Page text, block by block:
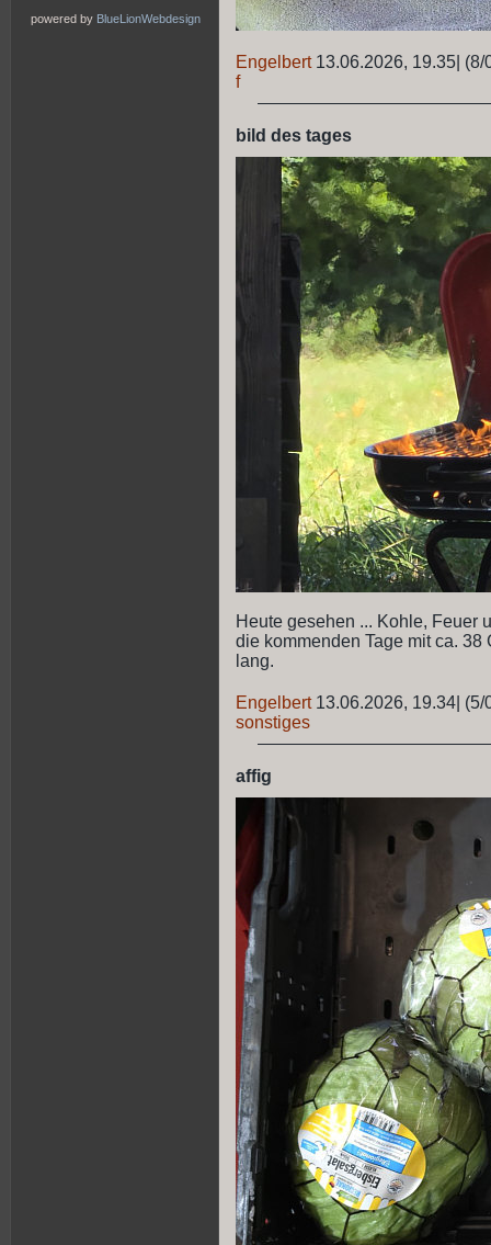
powered by BlueLionWebdesign
Engelbert 13.06.2026, 19.35 (8/
f
bild des tages
Heute gesehen ... Kohle, Feuer
die kommenden Tage mit ca. 38
lang.
Engelbert 13.06.2026, 19.34 (5/
sonstiges
affig